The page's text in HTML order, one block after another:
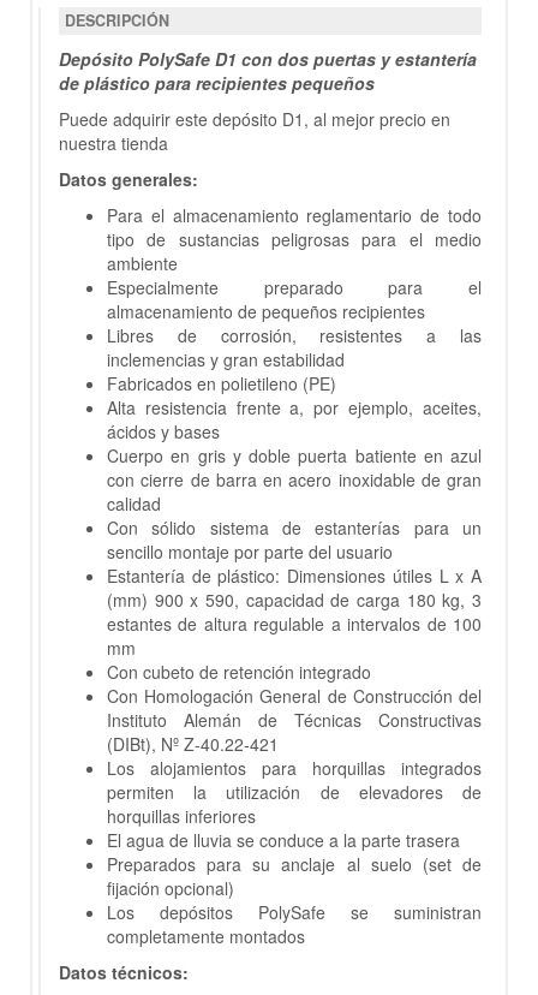
DESCRIPCIÓN
Depósito PolySafe D1 con dos puertas y estantería
de plástico para recipientes pequeños
Puede adquirir este depósito D1, al mejor precio en
nuestra tienda
Datos generales:
Para el almacenamiento reglamentario de todo
tipo de sustancias peligrosas para el medio
ambiente
Especialmente preparado para el
almacenamiento de pequeños recipientes
Libres de corrosión, resistentes a las
inclemencias y gran estabilidad
Fabricados en polietileno (PE)
Alta resistencia frente a, por ejemplo, aceites,
ácidos y bases
Cuerpo en gris y doble puerta batiente en azul
con cierre de barra en acero inoxidable de gran
calidad
Con sólido sistema de estanterías para un
sencillo montaje por parte del usuario
Estantería de plástico: Dimensiones útiles L x A
(mm) 900 x 590, capacidad de carga 180 kg, 3
estantes de altura regulable a intervalos de 100
mm
Con cubeto de retención integrado
Con Homologación General de Construcción del
Instituto Alemán de Técnicas Constructivas
(DIBt), Nº Z-40.22-421
Los alojamientos para horquillas integrados
permiten la utilización de elevadores de
horquillas inferiores
El agua de lluvia se conduce a la parte trasera
Preparados para su anclaje al suelo (set de
fijación opcional)
Los depósitos PolySafe se suministran
completamente montados
Datos técnicos: